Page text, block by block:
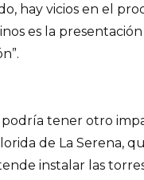
hay vicios en el
es la
podría tener otro
de La Serena,
instalar las